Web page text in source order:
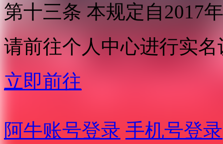
第十三条 本规定自2017
请前往个人中心进行实名
立即前往
阿牛账号登录 手机号登录